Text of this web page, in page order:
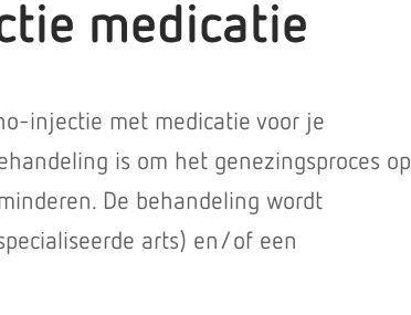
medicatie
injectie met medicatie voor je
is om het genezingsproces op
De behandeling wordt
arts) en/of een